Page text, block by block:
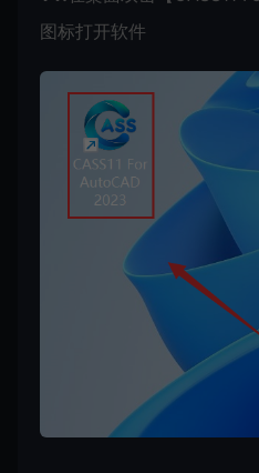
图标打开软件